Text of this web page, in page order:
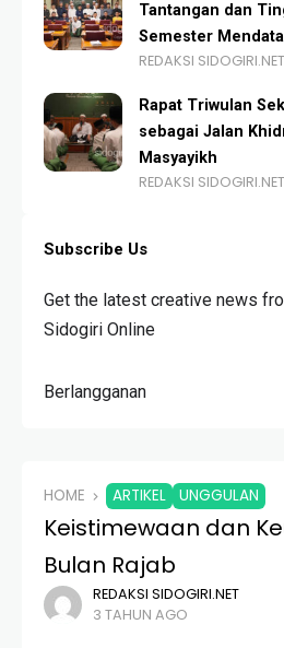
Tantangan dan
Semester
REDAKSI SIDOGIRI.NET
Rapat Triwulan
sebagai Jalan
Masyayikh
REDAKSI SIDOGIRI.NET
Subscribe Us
Get the latest creative news
Sidogiri Online
Berlangganan
HOME ARTIKEL UNGGULAN
Keistimewaan dan
Bulan Rajab
REDAKSI SIDOGIRI.NET
3 TAHUN AGO